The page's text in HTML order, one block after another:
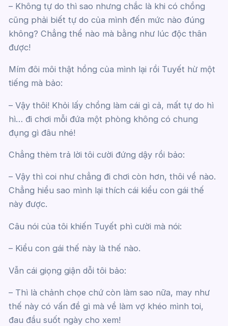
– Không tự do thì sao nhưng chắc là khi có chồng
cũng phải biết tự do của mình đến mức nào đúng
không? Chẳng thể nào mà bằng như lúc độc thân
được!
Mím đôi môi thật hồng của mình lại rồi Tuyết hừ một
tiếng mà bảo:
– Vậy thôi! Khỏi lấy chồng làm cái gì cả, mất tự do hì
hì… đi chơi mỗi đứa một phòng không có chung
đụng gì đâu nhé!
Chẳng thèm trả lời tôi cười đứng dậy rồi bảo:
– Vậy thì coi như chẳng đi chơi còn hơn, thôi về nào.
Chẳng hiểu sao mình lại thích cái kiểu con gái thế
này được.
Câu nói của tôi khiến Tuyết phì cười mà nói:
– Kiểu con gái thế này là thế nào.
Vẫn cái giọng giận dỗi tôi bảo:
– Thì là chảnh chọe chứ còn làm sao nữa, may như
thế này có vấn đề gì mà về làm vợ khéo mình toi,
đau đầu suốt ngày cho xem!